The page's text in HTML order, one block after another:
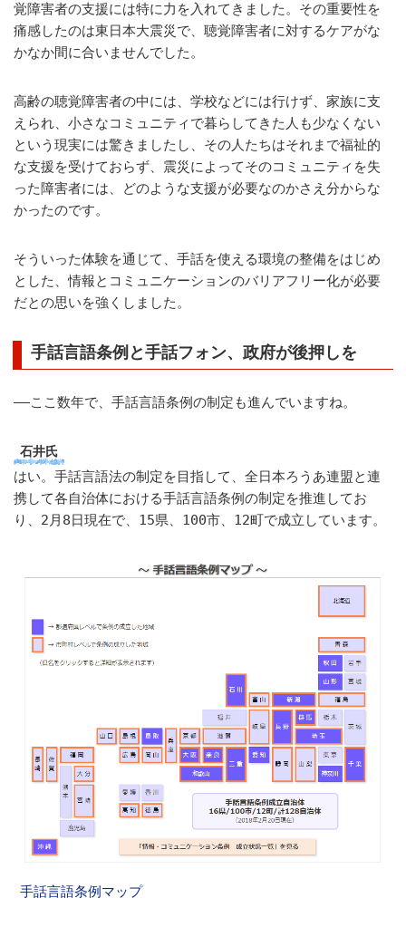
覚障害者の支援には特に力を入れてきました。その重要性を
痛感したのは東日本大震災で、聴覚障害者に対するケアがな
かなか間に合いませんでした。
高齢の聴覚障害者の中には、学校などには行けず、家族に支
えられ、小さなコミュニティで暮らしてきた人も少なくない
という現実には驚きましたし、その人たちはそれまで福祉的
な支援を受けておらず、震災によってそのコミュニティを失
った障害者には、どのような支援が必要なのかさえ分からな
かったのです。
そういった体験を通じて、手話を使える環境の整備をはじめ
とした、情報とコミュニケーションのバリアフリー化が必要
だとの思いを強くしました。
手話言語条例と手話フォン、政府が後押しを
――ここ数年で、手話言語条例の制定も進んでいますね。
石井氏
はい。手話言語法の制定を目指して、全日本ろうあ連盟と連
携して各自治体における手話言語条例の制定を推進してお
り、2月8日現在で、15県、100市、12町で成立しています。
手話言語条例マップ